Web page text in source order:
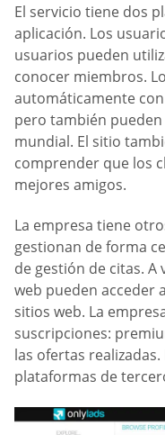
El servicio tiene dos
aplicación. Los
usuarios pueden
conocer miembros.
automáticamente
pero también
mundial. El sitio
comprender que los
mejores amigos.
La empresa tiene
gestionan de forma
de gestión de citas.
web pueden acceder
sitios web. La
suscripciones:
las ofertas
plataformas de